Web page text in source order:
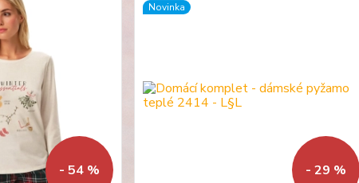
- 54 %
Novinka
- 29 %